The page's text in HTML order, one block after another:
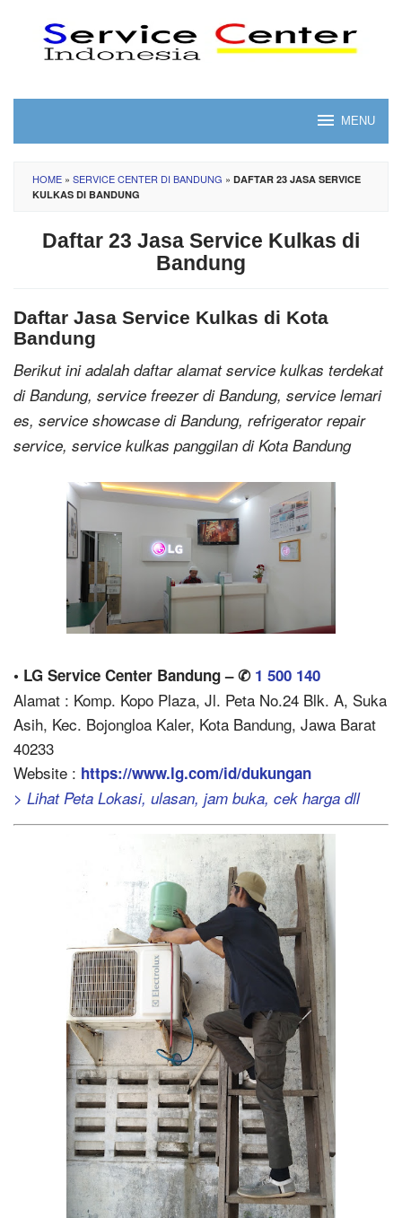
content
MENU
HOME » SERVICE CENTER DI BANDUNG » DAFTAR 23 JASA SERVICE
KULKAS DI BANDUNG
Daftar 23 Jasa Service Kulkas di
Bandung
Daftar Jasa Service Kulkas di Kota
Bandung
Berikut ini adalah daftar alamat service kulkas terdekat
di Bandung, service freezer di Bandung, service lemari
es, service showcase di Bandung, refrigerator repair
service, service kulkas panggilan di Kota Bandung
• LG Service Center Bandung – ✆ 1 500 140
Alamat : Komp. Kopo Plaza, Jl. Peta No.24 Blk. A, Suka
Asih, Kec. Bojongloa Kaler, Kota Bandung, Jawa Barat
40233
Website : https://www.lg.com/id/dukungan
> Lihat Peta Lokasi, ulasan, jam buka, cek harga dll